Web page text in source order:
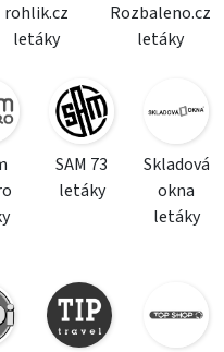
rohlik.cz
letáky
Rozbaleno.cz
letáky
SAM 73
letáky
Skladová
okna
letáky